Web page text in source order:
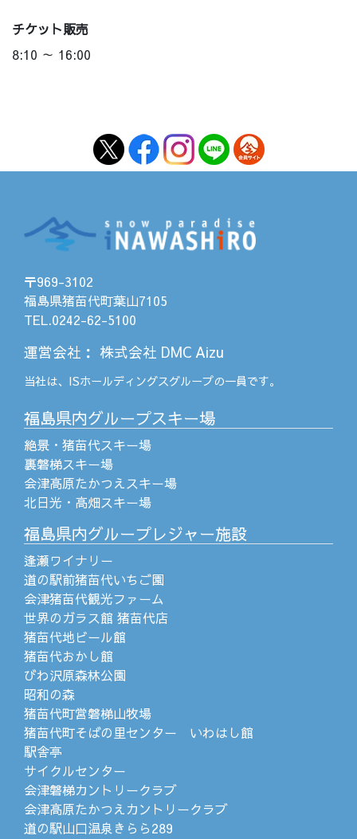
チケット販売
8:10 ～ 16:00
〒969-3102
福島県猪苗代町葉山7105
TEL.0242-62-5100
運営会社 ： 株式会社 DMC Aizu
当社は、 ISホールディングスグループの一員です。
福島県内グループスキー場
絶景・猪苗代スキー場
裏磐梯スキー場
会津高原たかつえスキー場
北日光・高畑スキー場
福島県内グループレジャー施設
逢瀬ワイナリー
道の駅前猪苗代いちご園
会津猪苗代観光ファーム
世界のガラス館 猪苗代店
猪苗代地ビール館
猪苗代おかし館
びわ沢原森林公園
昭和の森
猪苗代町営磐梯山牧場
猪苗代町そばの里センター いわはし館
駅舎亭
サイクルセンター
会津磐梯カントリークラブ
会津高原たかつえカントリークラブ
道の駅山口温泉きらら289